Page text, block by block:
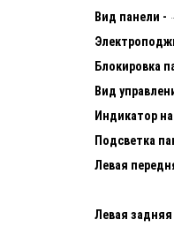
Вид панели -
Блокировка
Вид
Индикатор
Подсветка
Левая
Левая задняя